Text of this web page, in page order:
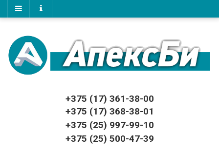
+375 (17) 361-38-00
+375 (17) 368-38-01
+375 (25) 997-99-10
+375 (25) 500-47-39